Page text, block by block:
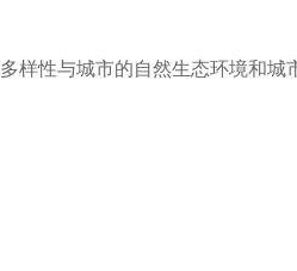
样性与城市的自然生态环境和城